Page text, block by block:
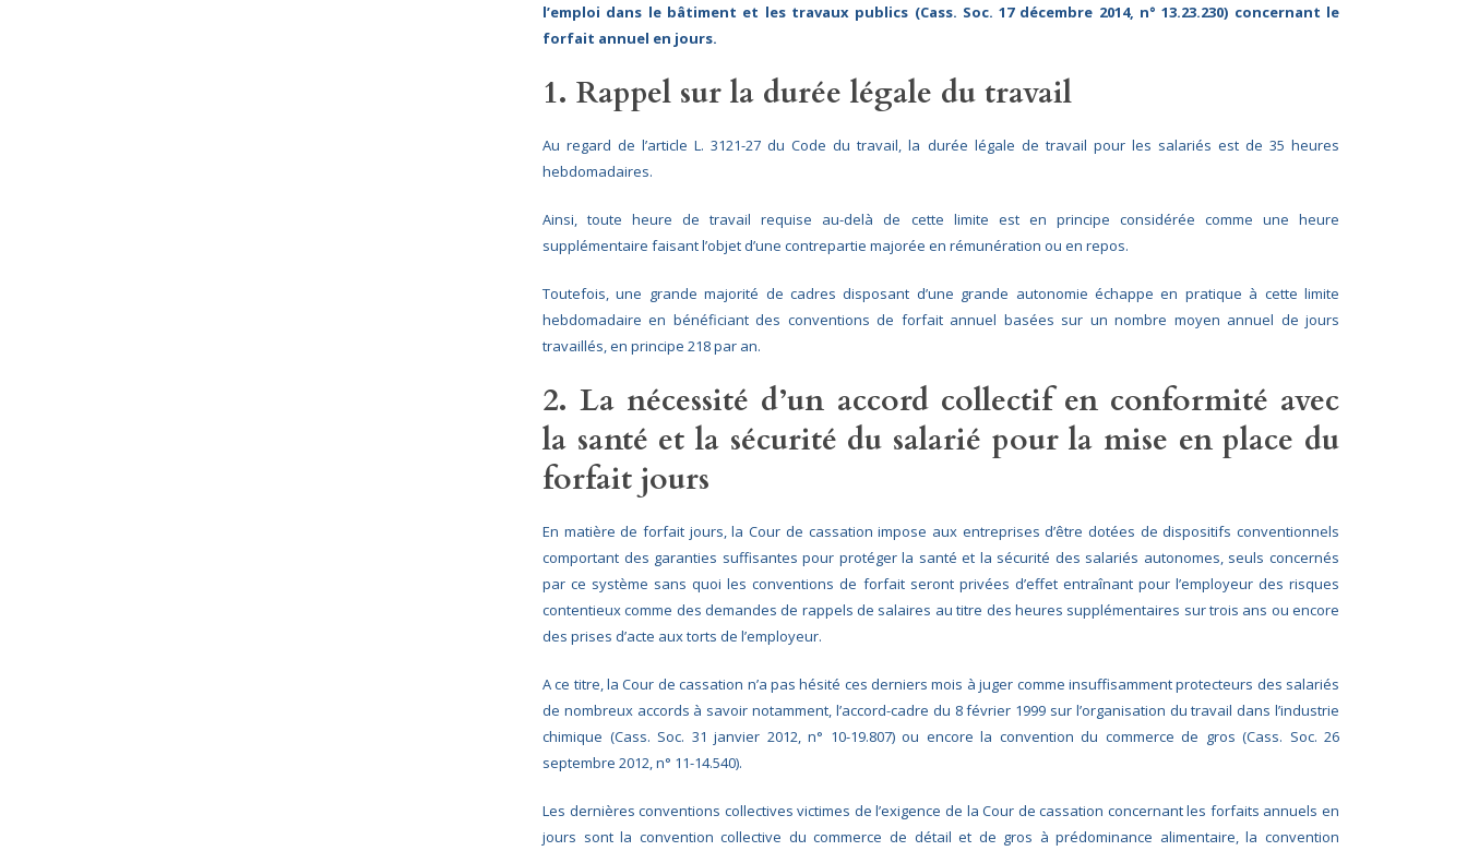
l’emploi dans le bâtiment et les travaux publics (Cass. Soc. 17 décembre 2014, n° 13.23.230) concernant le
forfait annuel en jours.
1. Rappel sur la durée légale du travail
Au regard de l’article L. 3121-27 du Code du travail, la durée légale de travail pour les salariés est de 35 heures
hebdomadaires.
Ainsi, toute heure de travail requise au-delà de cette limite est en principe considérée comme une heure
supplémentaire faisant l’objet d’une contrepartie majorée en rémunération ou en repos.
Toutefois, une grande majorité de cadres disposant d’une grande autonomie échappe en pratique à cette limite
hebdomadaire en bénéficiant des conventions de forfait annuel basées sur un nombre moyen annuel de jours
travaillés, en principe 218 par an.
2. La nécessité d’un accord collectif en conformité avec
la santé et la sécurité du salarié pour la mise en place du
forfait jours
En matière de forfait jours, la Cour de cassation impose aux entreprises d’être dotées de dispositifs conventionnels
comportant des garanties suffisantes pour protéger la santé et la sécurité des salariés autonomes, seuls concernés
par ce système sans quoi les conventions de forfait seront privées d’effet entraînant pour l’employeur des risques
contentieux comme des demandes de rappels de salaires au titre des heures supplémentaires sur trois ans ou encore
des prises d’acte aux torts de l’employeur.
A ce titre, la Cour de cassation n’a pas hésité ces derniers mois à juger comme insuffisamment protecteurs des salariés
de nombreux accords à savoir notamment, l’accord-cadre du 8 février 1999 sur l’organisation du travail dans l’industrie
chimique (Cass. Soc. 31 janvier 2012, n° 10-19.807) ou encore la convention du commerce de gros (Cass. Soc. 26
septembre 2012, n° 11-14.540).
Les dernières conventions collectives victimes de l’exigence de la Cour de cassation concernant les forfaits annuels en
jours sont la convention collective du commerce de détail et de gros à prédominance alimentaire, la convention